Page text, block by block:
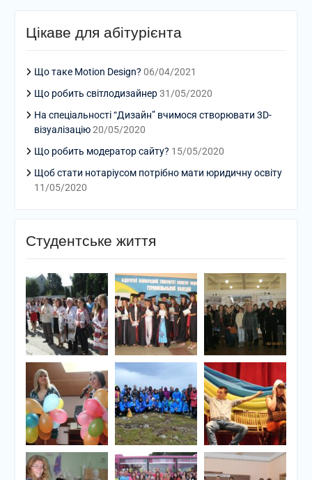
Цікаве для абітурієнта
Що таке Motion Design? 06/04/2021
Що робить світлодизайнер 31/05/2020
На спеціальності “Дизайн” вчимося створювати 3D-
візуалізацію 20/05/2020
Що робить модератор сайту? 15/05/2020
Щоб стати нотаріусом потрібно мати юридичну освіту
11/05/2020
Студентське життя